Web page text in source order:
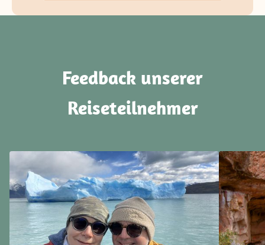
Feedback unserer
Reiseteilnehmer